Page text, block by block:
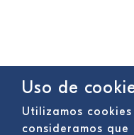
Uso de
Utilizamos
consideramos